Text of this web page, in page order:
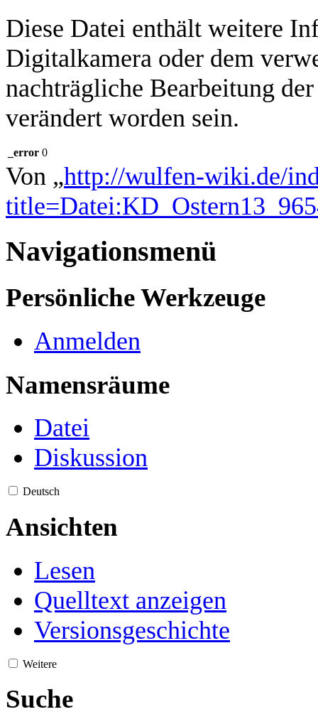
Diese Datei enthält weitere
Digitalkamera oder dem
nachträgliche Bearbeitung
verändert worden sein.
_error 0
Von „http://wulfen-wiki.de/
Navigationsmenü
Persönliche Werkzeuge
Anmelden
Namensräume
Datei
Diskussion
Deutsch
Ansichten
Lesen
Quelltext anzeigen
Versionsgeschichte
Weitere
Suche